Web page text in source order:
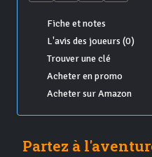
Fiche et notes
L'avis des joueurs (0)
Trouver une clé
Acheter en promo
Acheter sur Amazon
Partez à